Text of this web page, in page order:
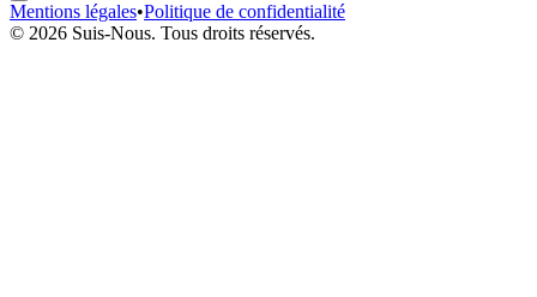
Mentions légales•Politique de confidentialité
© 2026 Suis-Nous. Tous droits réservés.